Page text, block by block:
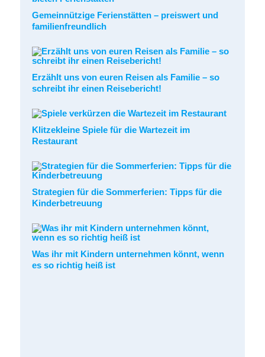
Gemeinnützige Ferienstätten – preiswert und
familienfreundlich
Erzählt uns von euren Reisen als Familie – so
schreibt ihr einen Reisebericht!
Klitzekleine Spiele für die Wartezeit im
Restaurant
Strategien für die Sommerferien: Tipps für die
Kinderbetreuung
Was ihr mit Kindern unternehmen könnt, wenn
es so richtig heiß ist